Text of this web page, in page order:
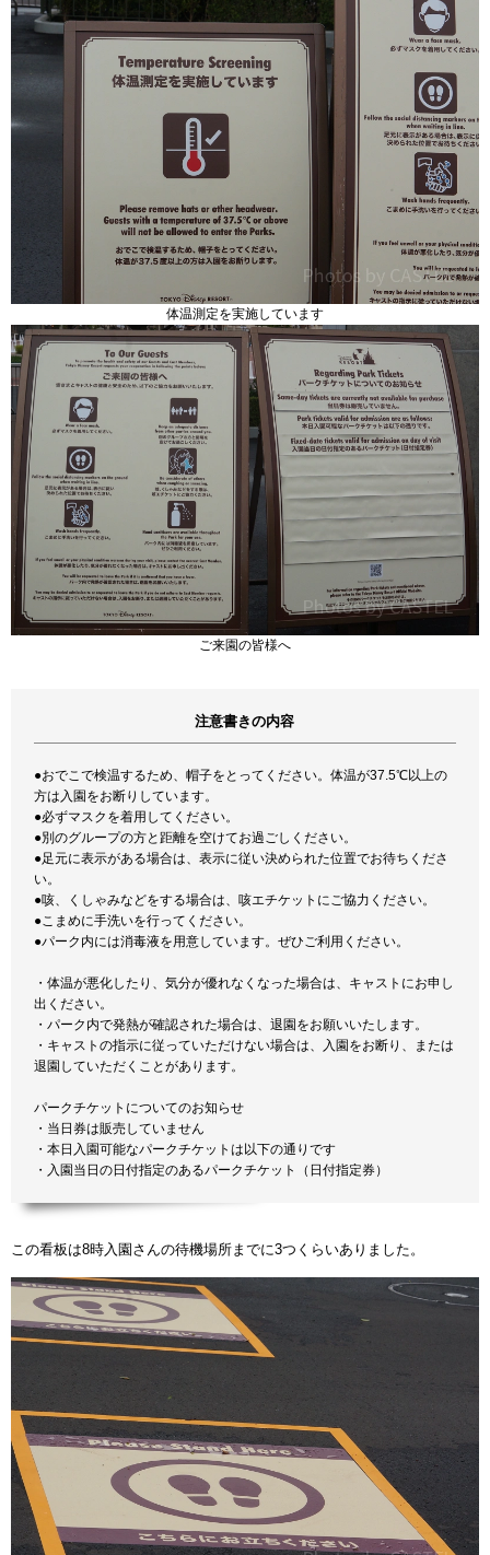
体温測定を実施しています
ご来園の皆様へ
注意書きの内容
●おでこで検温するため、帽子をとってください。体温が37.5℃以上の
方は入園をお断りしています。
●必ずマスクを着用してください。
●別のグループの方と距離を空けてお過ごしください。
●足元に表示がある場合は、表示に従い決められた位置でお待ちくださ
い。
●咳、くしゃみなどをする場合は、咳エチケットにご協力ください。
●こまめに手洗いを行ってください。
●パーク内には消毒液を用意しています。ぜひご利用ください。
・体温が悪化したり、気分が優れなくなった場合は、キャストにお申し
出ください。
・パーク内で発熱が確認された場合は、退園をお願いいたします。
・キャストの指示に従っていただけない場合は、入園をお断り、または
退園していただくことがあります。
パークチケットについてのお知らせ
・当日券は販売していません
・本日入園可能なパークチケットは以下の通りです
・入園当日の日付指定のあるパークチケット（日付指定券）
この看板は8時入園さんの待機場所までに3つくらいありました。